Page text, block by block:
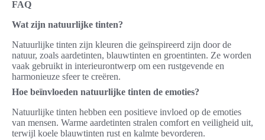
FAQ
Wat zijn natuurlijke tinten?
Natuurlijke tinten zijn kleuren die geïnspireerd zijn door de
natuur, zoals aardetinten, blauwtinten en groentinten. Ze worden
vaak gebruikt in interieurontwerp om een rustgevende en
harmonieuze sfeer te creëren.
Hoe beïnvloeden natuurlijke tinten de emoties?
Natuurlijke tinten hebben een positieve invloed op de emoties
van mensen. Warme aardetinten stralen comfort en veiligheid uit,
terwijl koele blauwtinten rust en kalmte bevorderen.